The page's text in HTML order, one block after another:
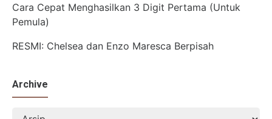
Cara Cepat Menghasilkan 3 Digit Pertama (Untuk
Pemula)
RESMI: Chelsea dan Enzo Maresca Berpisah
Archive